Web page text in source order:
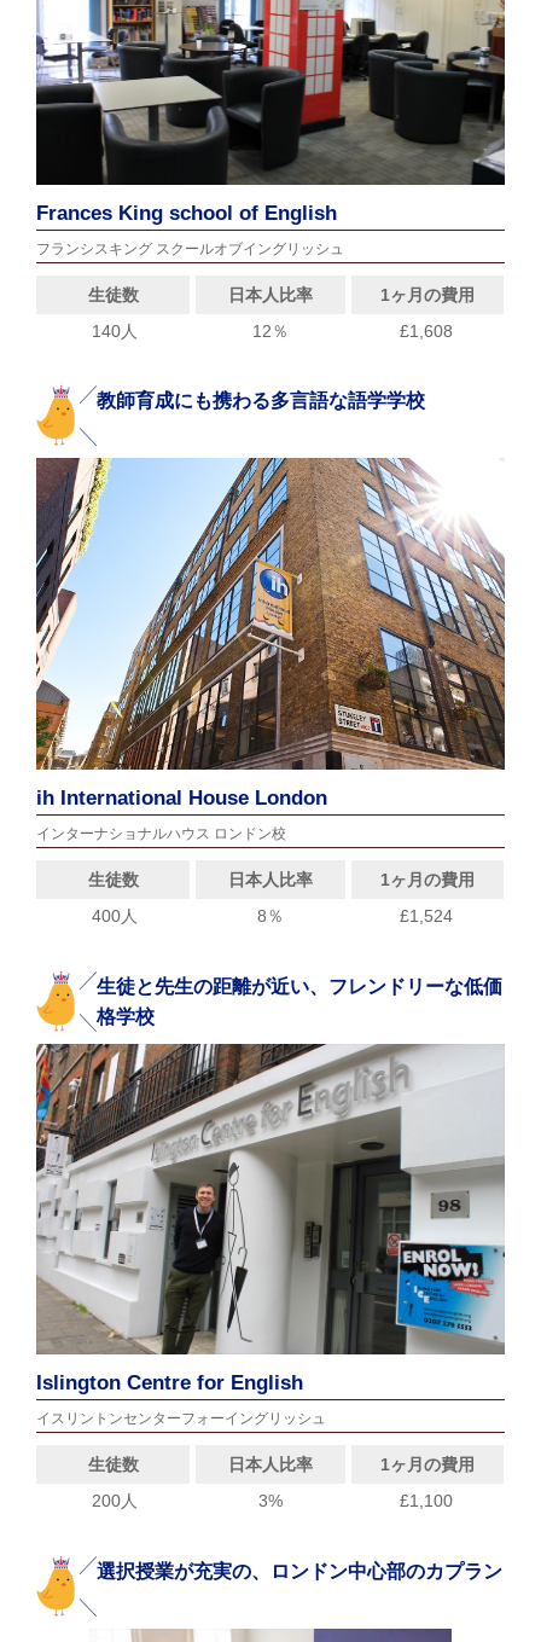
Frances King school of English
フランシスキング スクールオブイングリッシュ
生徒数 日本人比率
1ヶ月の費用
140人
12％ £1,608
教師育成にも携わる多言語な語学学校
ih International House London
インターナショナルハウス ロンドン校
生徒数 日本人比率
1ヶ月の費用
400人
8％ £1,524
生徒と先生の距離が近い、フレンドリーな低価
格学校
Islington Centre for English
イスリントンセンターフォーイングリッシュ
生徒数 日本人比率
1ヶ月の費用
200人
3% £1,100
選択授業が充実の、ロンドン中心部のカプラン